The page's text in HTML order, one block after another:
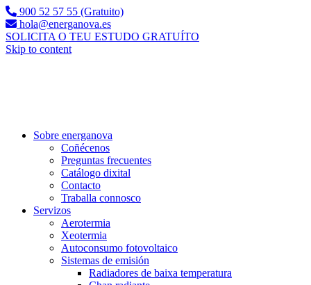
900 52 57 55 (Gratuito)
hola@energanova.es
SOLICITA O TEU ESTUDO GRATUÍTO
Skip to content
Sobre energanova
Coñécenos
Preguntas frecuentes
Catálogo dixital
Contacto
Traballa connosco
Servizos
Aerotermia
Xeotermia
Autoconsumo fotovoltaico
Sistemas de emisión
Radiadores de baixa temperatura